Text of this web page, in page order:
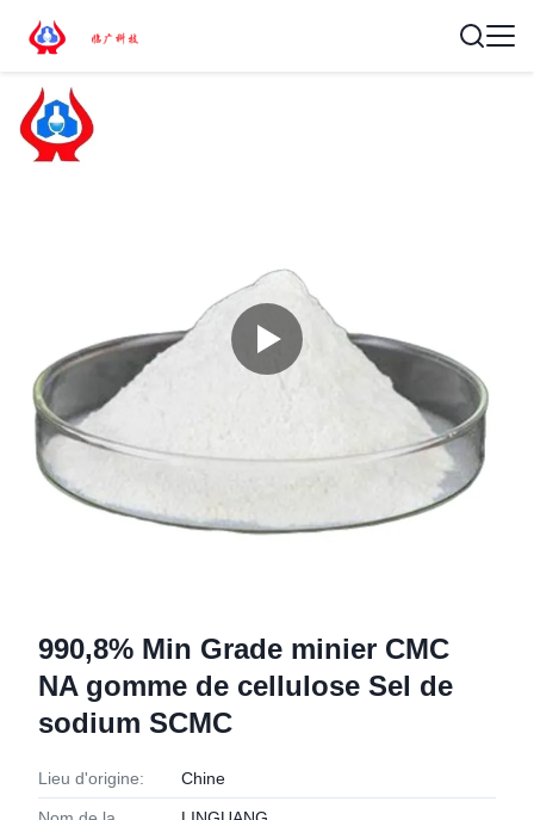
990,8% Min Grade minier CMC
NA gomme de cellulose Sel de
sodium SCMC
Lieu d'origine: Chine